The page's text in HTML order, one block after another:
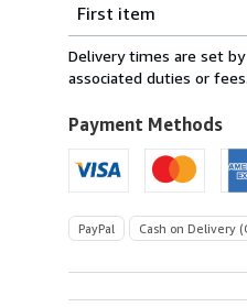
rates
from
Italy
U.S.A.
First item
Delivery times are set
associated duties or
Payment Methods
PayPal Cash on Delivery